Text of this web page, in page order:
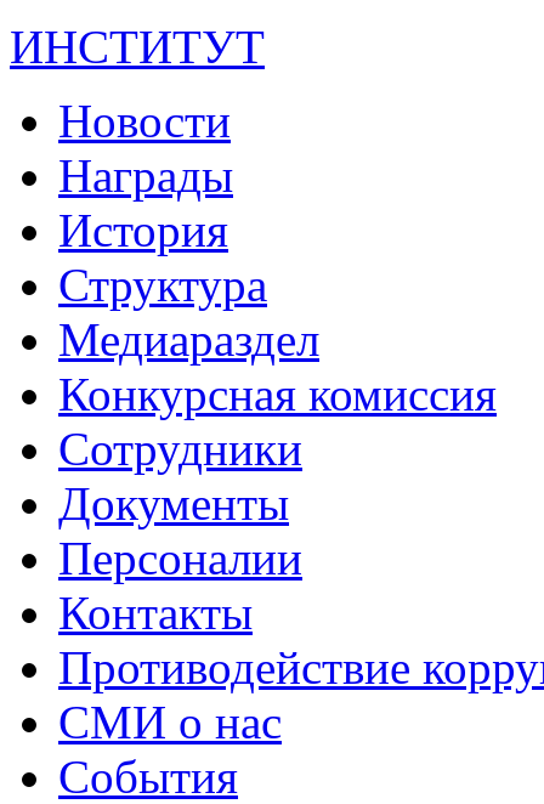
ИНСТИТУТ
Новости
Награды
История
Структура
Медиараздел
Конкурсная комиссия
Сотрудники
Документы
Персоналии
Контакты
Противодействие
СМИ о нас
События